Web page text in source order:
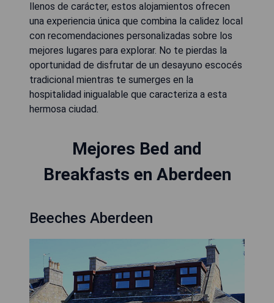
llenos de carácter, estos alojamientos ofrecen
una experiencia única que combina la calidez local
con recomendaciones personalizadas sobre los
mejores lugares para explorar. No te pierdas la
oportunidad de disfrutar de un desayuno escocés
tradicional mientras te sumerges en la
hospitalidad inigualable que caracteriza a esta
hermosa ciudad.
Mejores Bed and
Breakfasts en Aberdeen
Beeches Aberdeen